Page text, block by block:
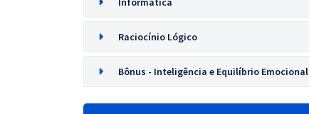
Raciocínio Lógico
Bônus - Inteligência e Equilíbrio Emocional